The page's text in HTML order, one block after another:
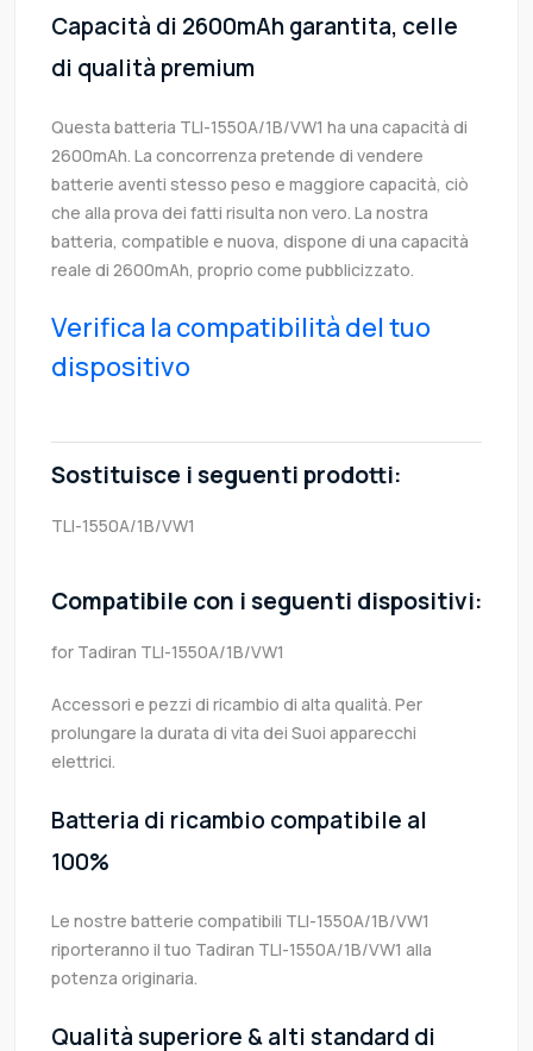
Capacità di 2600mAh garantita, celle
di qualità premium
Questa batteria TLI-1550A/1B/VW1 ha una capacità di
2600mAh. La concorrenza pretende di vendere
batterie aventi stesso peso e maggiore capacità, ciò
che alla prova dei fatti risulta non vero. La nostra
batteria, compatible e nuova, dispone di una capacità
reale di 2600mAh, proprio come pubblicizzato.
Verifica la compatibilità del tuo
dispositivo
Sostituisce i seguenti prodotti:
TLI-1550A/1B/VW1
Compatibile con i seguenti dispositivi:
for Tadiran TLI-1550A/1B/VW1
Accessori e pezzi di ricambio di alta qualità. Per
prolungare la durata di vita dei Suoi apparecchi
elettrici.
Batteria di ricambio compatibile al
100%
Le nostre batterie compatibili TLI-1550A/1B/VW1
riporteranno il tuo Tadiran TLI-1550A/1B/VW1 alla
potenza originaria.
Qualità superiore & alti standard di